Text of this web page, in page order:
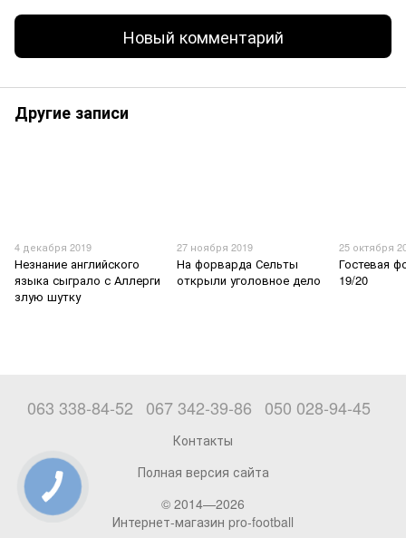
Новый комментарий
Другие записи
4 декабря 2019
Незнание английского
языка сыграло с Аллерги
злую шутку
27 ноября 2019
На форварда Сельты
открыли уголовное дело
25 октября
Гостевая
19/20
063 338-84-52 067 342-39-86 050 028-94-45
Контакты
Полная версия сайта
© 2014—2026
Интернет-магазин pro-football